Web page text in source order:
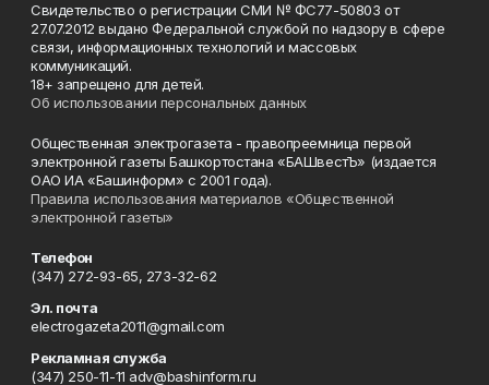
Свидетельство о регистрации СМИ № ФС77-50803 от
27.07.2012 выдано Федеральной службой по надзору в сфере
связи, информационных технологий и массовых
коммуникаций.
18+ запрещено для детей.
Об использовании персональных данных
Общественная электрогазета - правопреемница первой
электронной газеты Башкортостана «БАШвестЪ» (издается
ОАО ИА «Башинформ» с 2001 года).
Правила использования материалов «Общественной
электронной газеты»
Телефон
(347) 272-93-65, 273-32-62
Эл. почта
electrogazeta2011@gmail.com
Рекламная служба
(347) 250-11-11 adv@bashinform.ru